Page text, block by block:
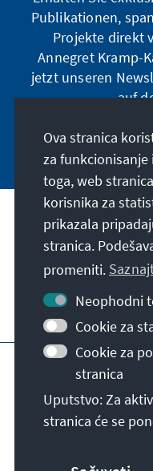
Publikationen,
Projekte direkt
Annegret Kramp-
jetzt unseren
auf
Naša misija
Kontakt
Ostalo u ponudi
Impresum Zaštita
Erklärung zur
© Konrad-
Ova stranica
za funkcionisanje
toga, web
korisnika za
prikazala
stranica.
promeniti.
Neophodni
Cookie za
Cookie za
stranica
Uputstvo: Za
stranica će se